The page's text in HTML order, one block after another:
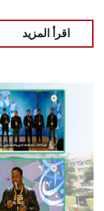
اقرأ المزيد